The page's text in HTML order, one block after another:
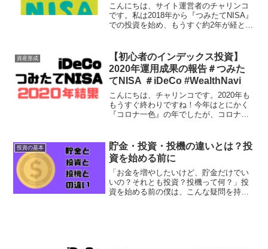
こんにちは、サイト運営者のチャリンコ
です。私は2018年から『つみたてNISA』
での投資を始め、もうすぐ約2年が経とう
てみようかと考えている人の参考になる
ように感想をま...
資産形成
【初心者のインデックス投資】
2020年運用成果の報告＃つみた
てNISA ＃iDeCo #WealthNavi
こんにちは、チャリンコです。2020年も
もうすぐ終わりですね！今年はとにかく
『コロナ一色』の年でしたが、コロナシ
しました。僕は初心者なりにホソボソと
インデックス投資をや...
投資の基本
貯金・投資・投機の違いとは？投
資を始める前に
「お金を増やしたいけど、貯金だけでい
いの？それとも投資？投機って何？」投
資を始める前の僕は、こんな疑問を持っ